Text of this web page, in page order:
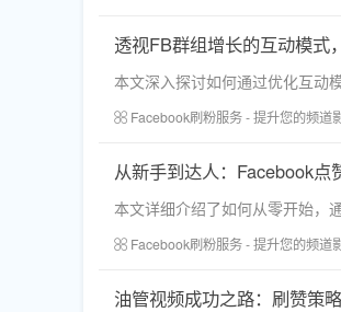
透视FB群组增长的互动模式
本文深入探讨如何通过优化互动
Facebook刷粉服务 - 提升您的频道
从新手到达人：Facebook点
本文详细介绍了如何从零开始，
Facebook刷粉服务 - 提升您的频道
油管视频成功之路：刷赞策